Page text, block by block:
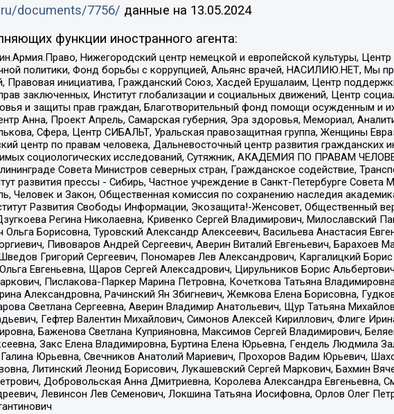
documents/7756/ данные на 13.05.2024
функции иностранного агента:
Нижегородский центр немецкой и европейской культуры,
политики, Фонд борьбы с коррупцией, Альянс врачей, НАСИЛИЮ.НЕТ, Мы
Правовая инициатива, Гражданский Союз, Хасдей Ерушалаим, Центр
заключенных, Институт глобализации и социальных движений, Центр
и защиты прав граждан, Благотворительный фонд помощи осужденным и
Анна, Проект Апрель, Самарская губерния, Эра здоровья, Мемориал,
Сфера, Центр СИБАЛЬТ, Уральская правозащитная группа, Женщины
центр по правам человека, Дальневосточный центр развития гражданских
социологических исследований, Сутяжник, АКАДЕМИЯ ПО ПРАВАМ
Совета Министров северных стран, Гражданское содействие,
развития прессы - Сибирь, Частное учреждение в Санкт-Петербурге
Человек и Закон, Общественная комиссия по сохранению наследия
Развития Свободы Информации, Экозащита!-Женсовет, Общественный
Регина Николаевна, Кривенко Сергей Владимирович, Милославский
Борисовна, Туровский Александр Алексеевич, Васильева Анастасия
Пивоваров Андрей Сергеевич, Аверин Виталий Евгеньевич, Барахоев
Григорий Сергеевич, Пономарев Лев Александрович, Каргалицкий
Евгеньевна, Щаров Сергей Алексадрович, Цирульников Борис
Пислакова-Паркер Марина Петровна, Кочеткова Татьяна
Александровна, Рачинский Ян Збигневич, Жемкова Елена Борисовна,
Светлана Сергеевна, Аверин Владимир Анатольевич, Щур Татьяна
Гефтер Валентин Михайлович, Симонов Алексей Кириллович, Флиге
Баженова Светлана Куприяновна, Максимов Сергей Владимирович,
Закс Елена Владимировна, Буртина Елена Юрьевна, Гендель Людмила
Юрьевна, Свечников Анатолий Мариевич, Прохоров Вадим Юрьевич,
Литинский Леонид Борисович, Лукашевский Сергей Маркович, Бахмин
Добровольская Анна Дмитриевна, Королева Александра Евгеньевна,
Левинсон Лев Семенович, Локшина Татьяна Иосифовна, Орлов Олег